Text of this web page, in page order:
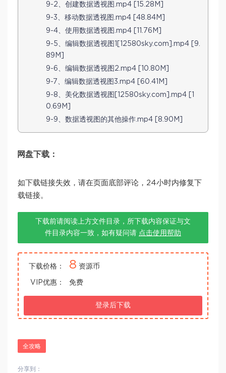
9-2、创建数据透视图.mp4 [15.28M]
9-3、移动数据透视图.mp4 [48.84M]
9-4、使用数据透视图.mp4 [11.76M]
9-5、编辑数据透视图1[12580sky.com].mp4 [9.
89M]
9-6、编辑数据透视图2.mp4 [10.80M]
9-7、编辑数据透视图3.mp4 [60.41M]
9-8、美化数据透视图[12580sky.com].mp4 [1
0.69M]
9-9、数据透视图的其他操作.mp4 [8.90M]
网盘下载：
如下载链接失效，请在页面底部评论，24小时内修复下
载链接。
下载前请阅读上方文件目录，所下载内容保证与文
件目录内容一致，如有疑问请 点击使用帮助
下载价格： 8 资源币
VIP优惠： 免费
登录后下载
全攻略
分享到：